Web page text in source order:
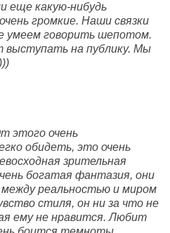
еще какую-нибудь
громкие. Наши связки
умеем говорить шепотом.
выступать на публику. Мы
этого очень
обидеть, это очень
зрительная
богатая фантазия, они
реальностью и миром
стиля, он ни за что не
ему не нравится. Любит